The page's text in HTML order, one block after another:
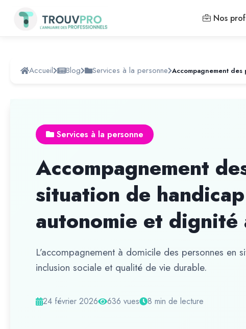
Nos
Accueil Blog Services à la personne
Services à la personne
Accompagnement
situation de
autonomie et
L’accompagnement à domicile des personnes en
inclusion sociale et qualité de vie durable.
24 février 2026 636 vues 8 min de lecture